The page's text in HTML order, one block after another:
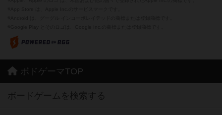
ボドゲーマTOP
ボードゲームを検索する